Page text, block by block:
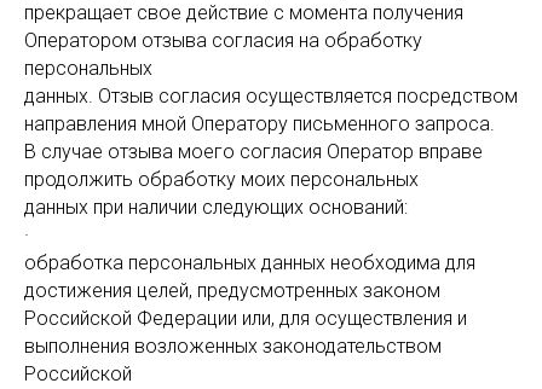
прекращает свое действие с момента получения
Оператором отзыва согласия на обработку
персональных
данных. Отзыв согласия осуществляется посредством
направления мной Оператору письменного запроса.
В случае отзыва моего согласия Оператор вправе
продолжить обработку моих персональных
данных при наличии следующих оснований:
·
обработка персональных данных необходима для
достижения целей, предусмотренных законом
Российской Федерации или, для осуществления и
выполнения возложенных законодательством
Российской